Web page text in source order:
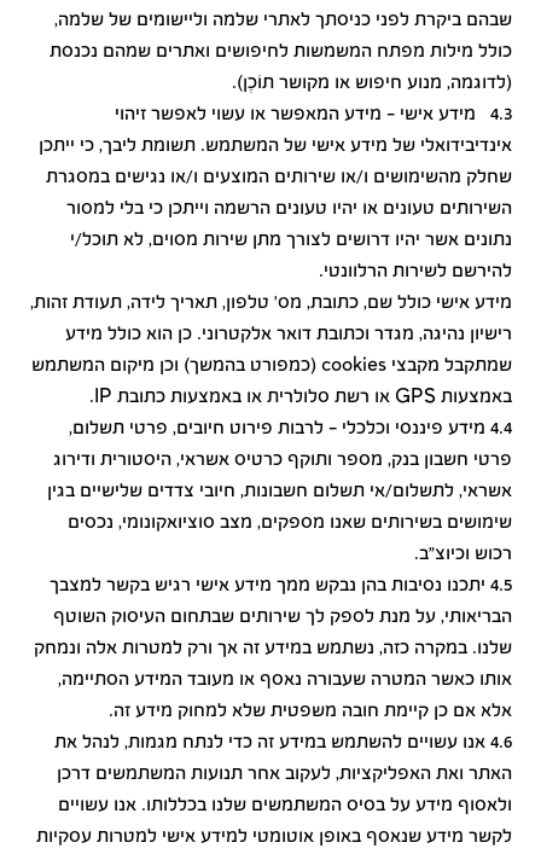
שבהם ביקרת לפני כניסתך לאתרי שלמה וליישומים של שלמה,
כולל מילות מפתח המשמשות לחיפושים ואתרים שמהם נכנסת
(לדוגמה, מנוע חיפוש או מקושר תוֹכֶן).
4.3 מידע אישי - מידע המאפשר או עשוי לאפשר זיהוי
אינדיבידואלי של מידע אישי של המשתמש. תשומת ליבך, כי ייתכן
שחלק מהשימושים ו/או שירותים המוצעים ו/או נגישים במסגרת
השירותים טעונים או יהיו טעונים הרשמה וייתכן כי בלי למסור
נתונים אשר יהיו דרושים לצורך מתן שירות מסוים, לא תוכל/י
להירשם לשירות הרלוונטי.
מידע אישי כולל שם, כתובת, מס' טלפון, תאריך לידה, תעודת זהות,
רישיון נהיגה, מגדר וכתובת דואר אלקטרוני. כן הוא כולל מידע
שמתקבל מקבצי cookies (כמפורט בהמשך) וכן מיקום המשתמש
באמצעות GPS או רשת סלולרית או באמצעות כתובת IP.
4.4 מידע פיננסי וכלכלי - לרבות פירוט חיובים, פרטי תשלום,
פרטי חשבון בנק, מספר ותוקף כרטיס אשראי, היסטורית ודירוג
אשראי, לתשלום/אי תשלום חשבונות, חיובי צדדים שלישיים בגין
שימושים בשירותים שאנו מספקים, מצב סוציואקונומי, נכסים
רכוש וכיוצ"ב.
4.5 יתכנו נסיבות בהן נבקש ממך מידע אישי רגיש בקשר למצבך
הבריאותי, על מנת לספק לך שירותים שבתחום העיסוק השוטף
שלנו. במקרה כזה, נשתמש במידע זה אך ורק למטרות אלה ונמחק
אותו כאשר המטרה שעבורה נאסף או מעובד המידע הסתיימה,
אלא אם כן קיימת חובה משפטית שלא למחוק מידע זה.
4.6 אנו עשויים להשתמש במידע זה כדי לנתח מגמות, לנהל את
האתר ואת האפליקציות, לעקוב אחר תנועות המשתמשים דרכן
ולאסוף מידע על בסיס המשתמשים שלנו בכללותו. אנו עשויים
לקשר מידע שנאסף באופן אוטומטי למידע אישי למטרות עסקיות